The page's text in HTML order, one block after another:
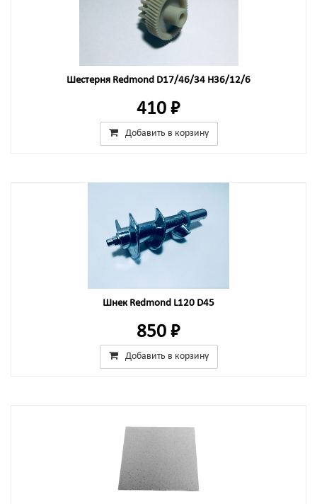
Шестерня Redmond D17/46/34 H36/12/6
410 ₽
Добавить в корзину
Шнек Redmond L120 D45
850 ₽
Добавить в корзину